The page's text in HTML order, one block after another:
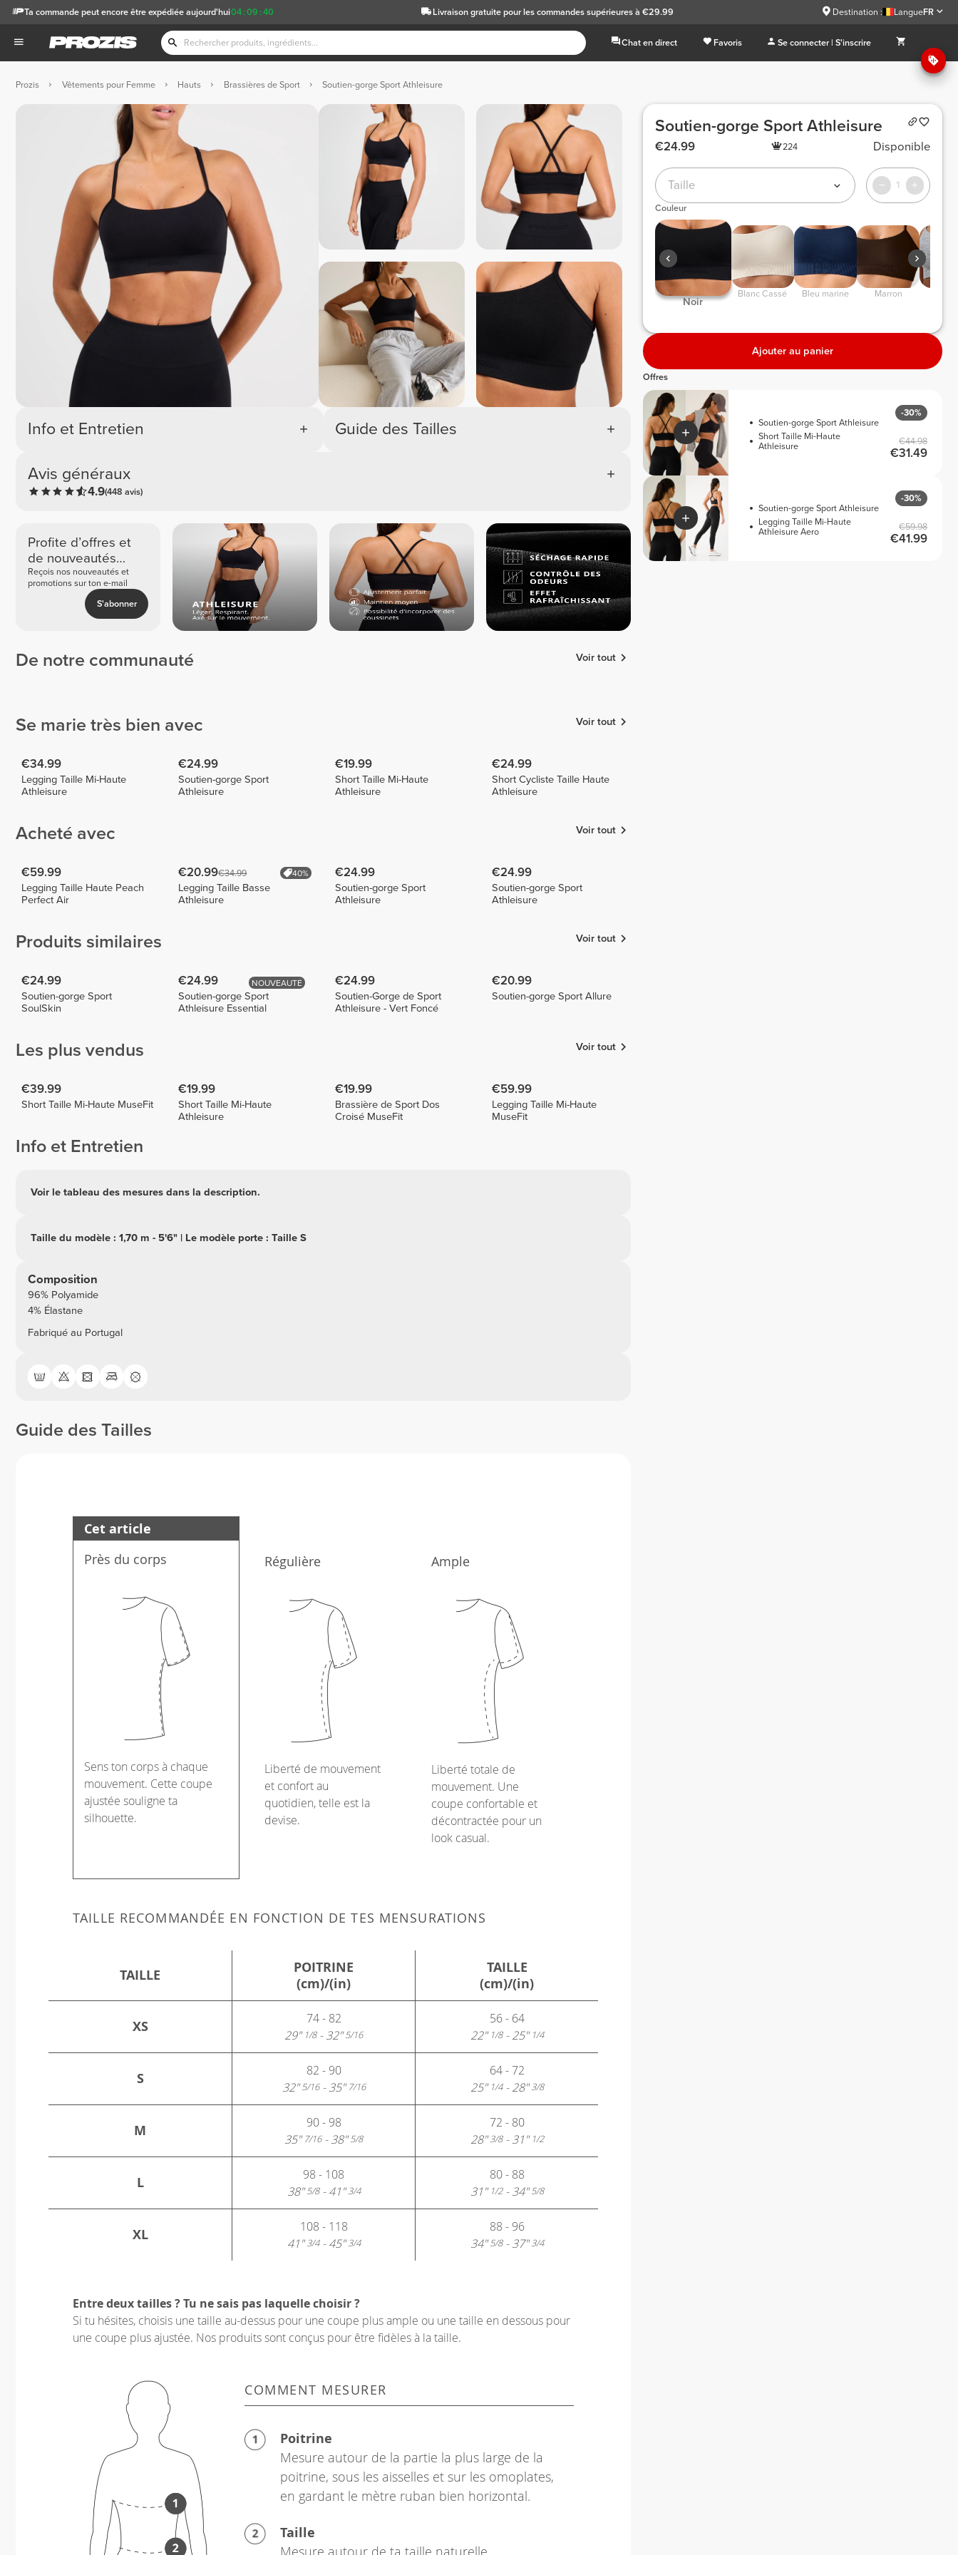
04 :09 :40
Ta commande peut encore être expédiée aujourd'hui Livraison gratuitepour les commandes supérieures à €29.99 Destination : LangueFR
Chat en direct Favoris Se connecter | S'inscrire
Prozis Vêtements pour Femme Hauts Brassières de Sport Soutien-gorge Sport Athleisure
Info et Entretien
Avis généraux
4.9(448 avis)
Guide des Tailles
Profite d’offres et
de nouveautés
exclusives
Reçois nos nouveautés et
promotions sur ton e-mail
S'abonner
De notre communauté Voir tout
1
Se marie très bien avec Voir tout
€34.99
Legging Taille Mi-Haute
Athleisure
€24.99
Soutien-gorge Sport
Athleisure
€19.99
Short Taille Mi-Haute
Athleisure
€24.99
Short Cycliste Taille Haute
Athleisure
Acheté avec Voir tout
€59.99
Legging Taille Haute Peach
Perfect Air
€20.99€34.99 40%
Legging Taille Basse
Athleisure
€24.99
Soutien-gorge Sport
Athleisure
€24.99
Soutien-gorge Sport
Athleisure
Produits similaires Voir tout
€24.99
Soutien-gorge Sport
SoulSkin
NOUVEAUTÉ
€24.99
Soutien-gorge Sport
Athleisure Essential
€24.99
Soutien-Gorge de Sport
Athleisure - Vert Foncé
€20.99
Soutien-gorge Sport Allure
Les plus vendus Voir tout
€39.99
Short Taille Mi-Haute MuseFit
€19.99
Short Taille Mi-Haute
Athleisure
€19.99
Brassière de Sport Dos
Croisé MuseFit
€59.99
Legging Taille Mi-Haute
MuseFit
Info et Entretien
Voir le tableau des mesures dans la description.
Taille du modèle : 1,70 m - 5'6" | Le modèle porte : Taille S
Composition
96% Polyamide
4% Élastane
Fabriqué au Portugal
Guide des Tailles
Cet article
Près du corps
Sens ton corps à chaque
mouvement. Cette coupe
ajustée souligne ta
silhouette.
Régulière
Liberté de mouvement
et confort au
quotidien, telle est la
devise.
Ample
Liberté totale de
mouvement. Une
coupe confortable et
décontractée pour un
look casual.
TAILLE RECOMMANDÉE EN FONCTION DE TES MENSURATIONS
TAILLE
POITRINE
(cm)/(in)
TAILLE
(cm)/(in)
XS
74 - 82
29"1/8- 32"5/16
56 - 64
22"1/8- 25"1/4
S
82 - 90
32"5/16- 35"7/16
64 - 72
25"1/4- 28"3/8
M
90 - 98
35"7/16- 38"5/8
72 - 80
28"3/8- 31"1/2
L
98 - 108
38"5/8- 41"3/4
80 - 88
31"1/2- 34"5/8
XL
108 - 118
41"3/4- 45"3/4
88 - 96
34"5/8- 37"3/4
Entre deux tailles ? Tu ne sais pas laquelle choisir ?
Si tu hésites, choisis une taille au-dessus pour une coupe plus ample ou une taille en dessous pour
une coupe plus ajustée. Nos produits sont conçus pour être fidèles à la taille.
COMMENT MESURER
Poitrine
Mesure autour de la partie la plus large de la
poitrine, sous les aisselles et sur les omoplates,
en gardant le mètre ruban bien horizontal.
Taille
Mesure autour de ta taille naturelle.
Soutien-gorge Sport Athleisure
€24.99 224 Disponible
Taille 1
Couleur
Noir
Blanc Cassé Bleu marine Marron
Ajouter au panier
Offres
Soutien-gorge Sport Athleisure
Short Taille Mi-Haute
Athleisure
-30%
€44.98
€31.49
Soutien-gorge Sport Athleisure
Legging Taille Mi-Haute
Athleisure Aero
-30%
€59.98
€41.99